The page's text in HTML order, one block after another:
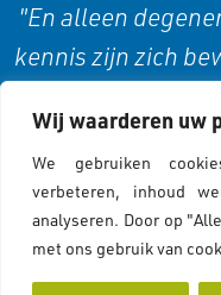
Wij waarderen uw
We gebruiken
verbeteren, inhoud
analyseren. Door op
met ons gebruik van
"En alleen
kennis zijn zich
Cookies & Privacy
Cookies Policy
Privacy Statement